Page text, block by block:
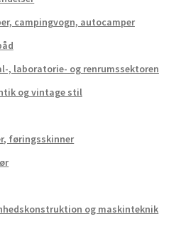
campingvogn, autocamper
, laboratorie- og renrumssektoren
og vintage stil
føringsskinner
og maskinteknik